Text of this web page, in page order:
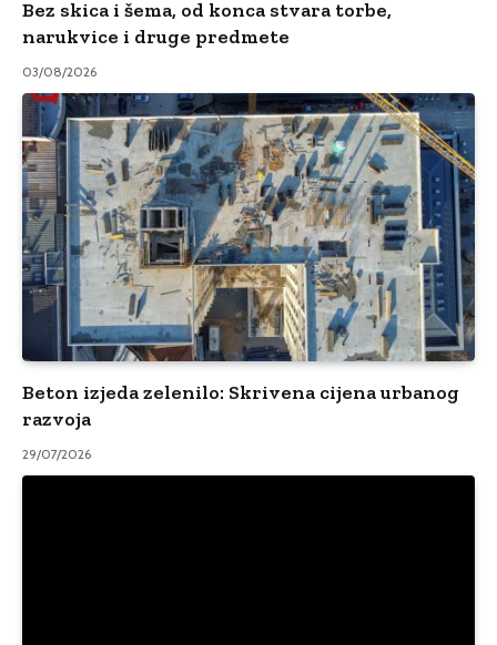
Bez skica i šema, od konca stvara torbe,
narukvice i druge predmete
03/08/2026
Beton izjeda zelenilo: Skrivena cijena urbanog
razvoja
29/07/2026